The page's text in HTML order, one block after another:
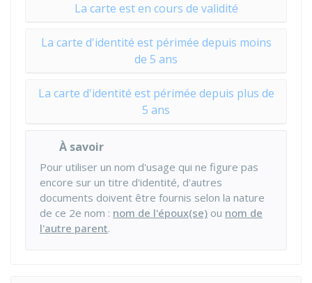
La carte est en cours de validité
La carte d'identité est périmée depuis moins
de 5 ans
La carte d'identité est périmée depuis plus de
5 ans
À savoir
Pour utiliser un nom d'usage qui ne figure pas
encore sur un titre d'identité, d'autres
documents doivent être fournis selon la nature
de ce 2e nom : nom de l'époux(se) ou nom de
l'autre parent.